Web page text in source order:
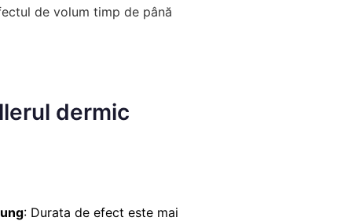
de volum timp de până
dermic
: Durata de efect este mai